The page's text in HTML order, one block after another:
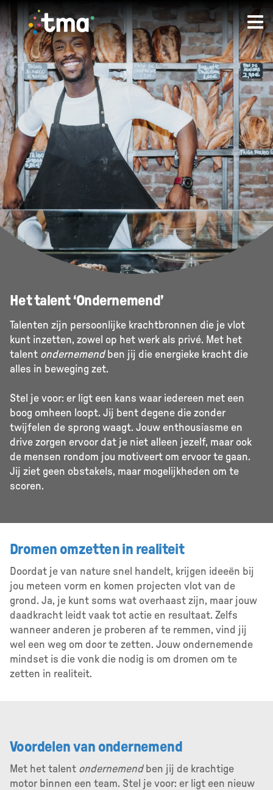
TMA - Unieke talenten ontdekken en verbinden.
Het talent ‘Ondernemend’
Talenten zijn persoonlijke krachtbronnen die je vlot
kunt inzetten, zowel op het werk als privé. Met het
talent ondernemendben jij die energieke kracht die
alles in beweging zet.
Stel je voor: er ligt een kans waar iedereen met een
boog omheen loopt. Jij bent degene die zonder
twijfelen de sprong waagt. Jouw enthousiasme en
drive zorgen ervoor dat je niet alleen jezelf, maar ook
de mensen rondom jou motiveert om ervoor te gaan.
Jij ziet geen obstakels, maar mogelijkheden om te
scoren.
Dromen omzetten in realiteit
Doordat je van nature snel handelt, krijgen ideeën bij
jou meteen vorm en komen projecten vlot van de
grond. Ja, je kunt soms wat overhaast zijn, maar jouw
daadkracht leidt vaak tot actie en resultaat. Zelfs
wanneer anderen je proberen af te remmen, vind jij
wel een weg om door te zetten. Jouw ondernemende
mindset is die vonk die nodig is om dromen om te
zetten in realiteit.
Voordelen van ondernemend
Met het talent ondernemendben jij de krachtige
motor binnen een team. Stel je voor: er ligt een nieuw